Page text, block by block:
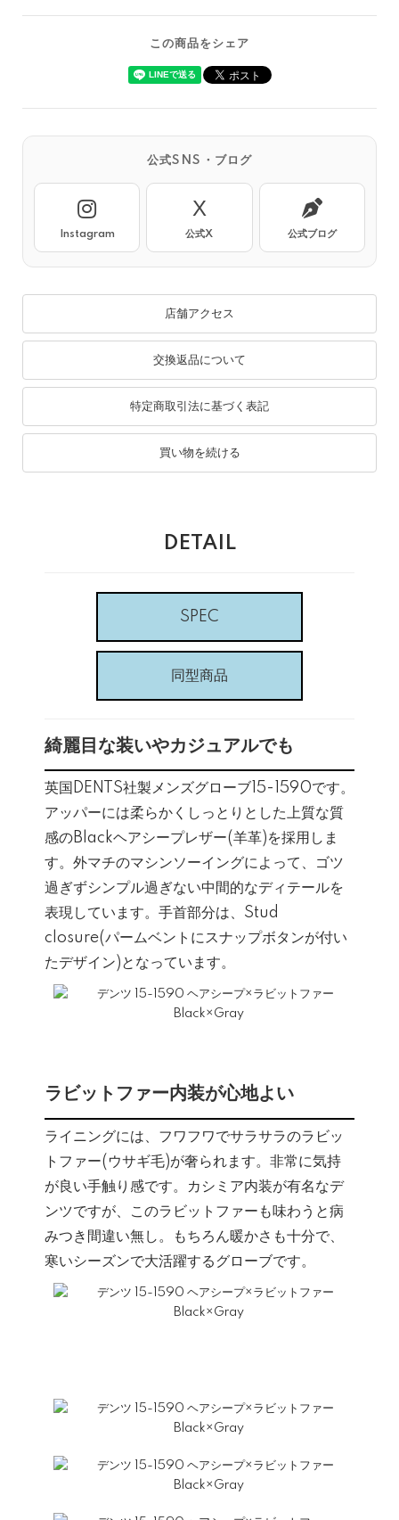
この商品をシェア
公式SNS・ブログ
Instagram
X
公式X 公式ブログ
店舗アクセス
交換返品について
特定商取引法に基づく表記
買い物を続ける
DETAIL
SPEC
同型商品
綺麗目な装いやカジュアルでも
英国DENTS社製メンズグローブ15-1590です。
アッパーには柔らかくしっとりとした上質な質
感のBlackヘアシープレザー(羊革)を採用しま
す。外マチのマシンソーイングによって、ゴツ
過ぎずシンプル過ぎない中間的なディテールを
表現しています。手首部分は、Stud
closure(パームベントにスナップボタンが付い
たデザイン)となっています。
ラビットファー内装が心地よい
ライニングには、フワフワでサラサラのラビッ
トファー(ウサギ毛)が奢られます。非常に気持
が良い手触り感です。カシミア内装が有名なデ
ンツですが、このラビットファーも味わうと病
みつき間違い無し。もちろん暖かさも十分で、
寒いシーズンで大活躍するグローブです。